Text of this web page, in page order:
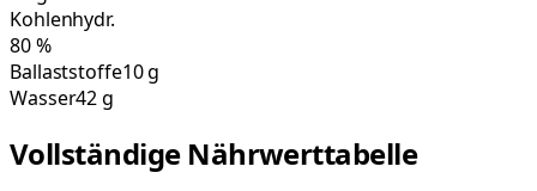
Kohlenhydr.
80%
Ballaststoffe10 g
Wasser42 g
Vollständige Nährwerttabelle